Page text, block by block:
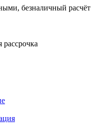
безналичный расчёт
рассрочка